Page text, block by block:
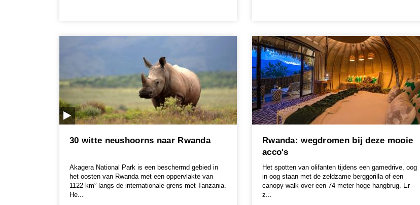
30 witte neushoorns naar Rwanda
Akagera National Park is een beschermd gebied in
het oosten van Rwanda met een oppervlakte van
1122 km² langs de internationale grens met Tanzania.
He...
Rwanda: wegdromen bij deze mooie
acco's
Het spotten van olifanten tijdens een gamedrive, oog
in oog staan met de zeldzame berggorilla of een
canopy walk over een 74 meter hoge hangbrug. Er
z...